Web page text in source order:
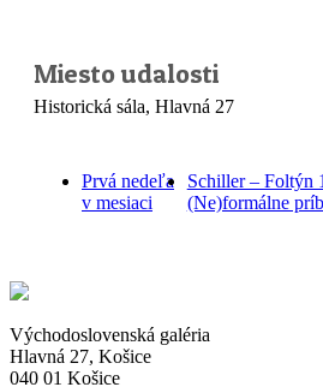
Miesto udalosti
Historická sála, Hlavná 27
Prvá nedeľa
v mesiaci
Schiller – Foltýn
(Ne)formálne
Východoslovenská galéria
Hlavná 27, Košice
040 01 Košice